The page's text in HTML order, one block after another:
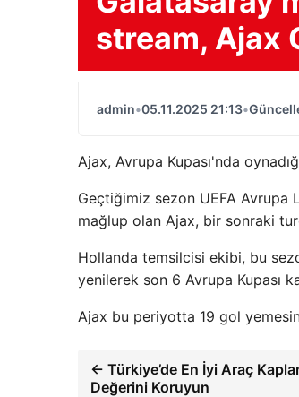
stream, Ajax
admin•05.11.2025 21:13•
Ajax, Avrupa Kupası'nda
Geçtiğimiz sezon UEFA Avrupa
mağlup olan Ajax, bir sonraki
Hollanda temsilcisi ekibi, bu
yenilerek son 6 Avrupa Kupası
Ajax bu periyotta 19 gol
← Türkiye’de En İyi Araç
Değerini Koruyun